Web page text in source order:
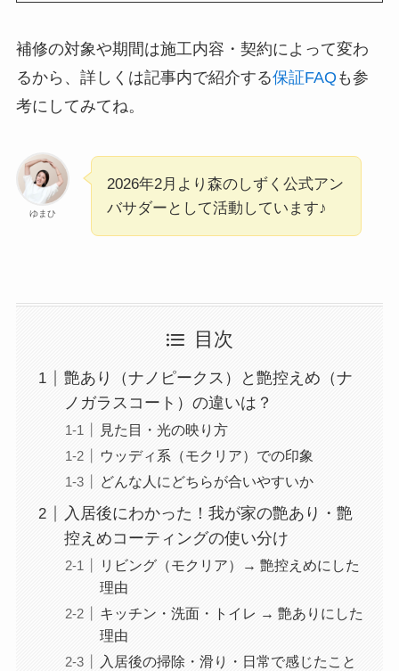
補修の対象や期間は施工内容・契約によって変わ
るから、詳しくは記事内で紹介する保証FAQも参
考にしてみてね。
ゆまひ
2026年2月より森のしずく公式アン
バサダーとして活動しています♪
目次
艶あり（ナノピークス）と艶控えめ（ナ
ノガラスコート）の違いは？
見た目・光の映り方
ウッディ系（モクリア）での印象
どんな人にどちらが合いやすいか
入居後にわかった！我が家の艶あり・艶
控えめコーティングの使い分け
リビング（モクリア）→ 艶控えめにした
理由
キッチン・洗面・トイレ → 艶ありにした
理由
入居後の掃除・滑り・日常で感じたこと